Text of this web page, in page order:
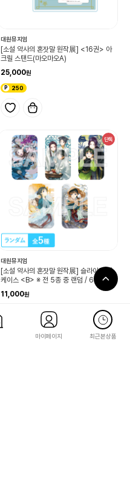
대원뮤지엄
[소설 약사의 혼잣말 원작展] <16권> 아
크릴 스탠드(마오마오A)
25,000
250
단독
대원뮤지엄
[소설 약사의 혼잣말 원작展] 슬라이드 캔
케이스 <B> ※ 전 5종 중 랜덤 / 6~10권
표지 일러스트 사용
11,000
마이페이지 최근본상품